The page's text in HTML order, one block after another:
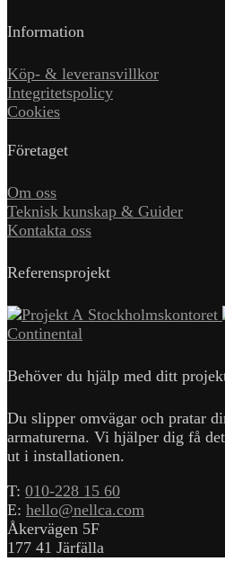
Information
Köp- & leveransvillkor
Integritetspolicy
Cookies
Företaget
Om oss
Teknisk kunskap & Guider
Kontakta oss
Referensprojekt
Stockholmskontoret
Continental
Behöver du hjälp med ditt
Du slipper omvägar och pratar
armaturerna. Vi hjälper dig få
ut i installationen.
T: 010-228 15 60
E: hello@nellca.com
Åkervägen 5F
177 41 Järfälla